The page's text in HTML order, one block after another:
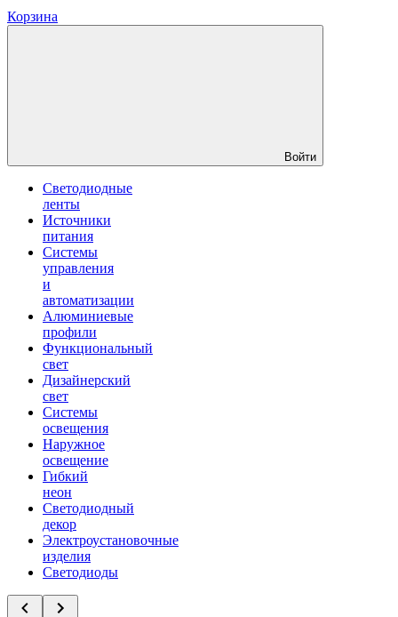
Корзина
Войти
Светодиодные
ленты
Источники
питания
Системы
управления
и
автоматизации
Алюминиевые
профили
Функциональный
свет
Дизайнерский
свет
Системы
освещения
Наружное
освещение
Гибкий
неон
Светодиодный
декор
Электроустановочные
изделия
Светодиоды